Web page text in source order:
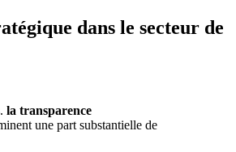
dans le secteur de
la transparence
une part substantielle de